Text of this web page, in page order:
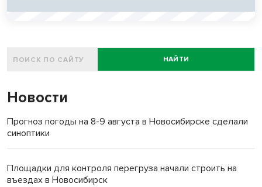
НАЙТИ
Новости
Прогноз погоды на 8-9 августа в Новосибирске сделали
синоптики
Площадки для контроля перегруза начали строить на
въездах в Новосибирск